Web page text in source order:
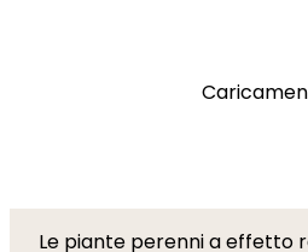
Le piante perenni a effetto